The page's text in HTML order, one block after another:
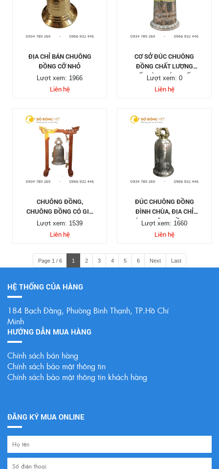
ĐỊA CHỈ BÁN CHUÔNG
ĐỒNG CỠ NHỎ
Lượt xem: 1966
Liên hệ
CƠ SỞ ĐÚC CHUÔNG
ĐỒNG CHẤT LƯỢNG
TỐT VÀ UY TÍN NHẤT
Lượt xem: 0
Liên hệ
CHUÔNG ĐỒNG,
CHUÔNG ĐỒNG CÓ GIÁ
TREO ĐẸP
Lượt xem: 1539
Liên hệ
ĐÚC CHUÔNG ĐỒNG
ĐÌNH CHÙA, ĐỊA CHỈ
ĐÚC CHUÔNG ĐỒNG UY
TÍN CHẤT LƯỢNG
Lượt xem: 1660
Liên hệ
Page 1 / 6 1 2 3 4 5 6 Next Last
HỆ THỐNG CỦA HÀNG
184 Bạch Đằng, Phường Bình Thạnh, TP.Hồ Chí
Minh
HƯỚNG DẪN MUA HÀNG
Chính sách bán hàng
Chính sách bảo mật thông tin
Chính sách bảo mật thông tin khách hàng
ĐĂNG KÝ MUA ONLINE